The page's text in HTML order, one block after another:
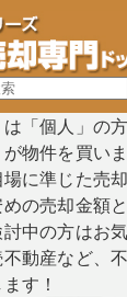
「個人」の
物件を買い
に準じた売
の売却金額
中の方はお
動産など、
す！